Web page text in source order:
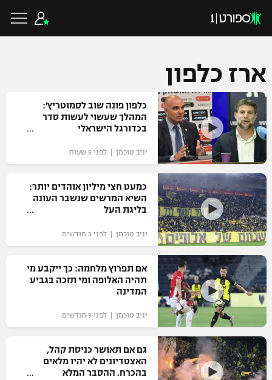
רץ ברשת
כדורגל ישראלי
ליגת העל
גביע הטוטו
ליגיונרים
גביע המדינה
נבחרת ישראל
מכבי חיפה
בית"ר ירושלים
מכבי תל אביב
כדורגל עולמי
ליגת האלופות
ליגה אירופית
ליגה אנגלית
ליגה גרמנית
ליגה ספרדית
ליגה איטלקית
ליגה צרפתית
כדורסל ישראלי
ליגת ווינר סל
ליגה לאומית
כדורסל נשים
מכבי תל אביב
הפועל חולון
הפועל ירושלים
כדורסל עולמי
NBA
יורוליג
יורוקאפ
ענפים נוספים
טניס
כדוריד
כדורעף
ארז כלפון
כלפון פונה שוב לסמוטריץ':
המהלך שעשוי לעשות סדר
בכדורגל הישראלי
יניב טוכמן | לפני 5 שעות
כמעט חצי מיליון אוהדים יותר:
השיא המרשים שנשבר העונה
בליגת העל
יניב טוכמן | לפני 3 חודשים
אם תפרוץ מלחמה: כך ייקבע מי
תהיה האלופה ומי תזכה בגביע
המדינה
יניב טוכמן | לפני 3 חודשים
גם אם תאושר כניסת קהל,
האצטדיונים לא יהיו מלאים
בהכרח. ההסבר המלא